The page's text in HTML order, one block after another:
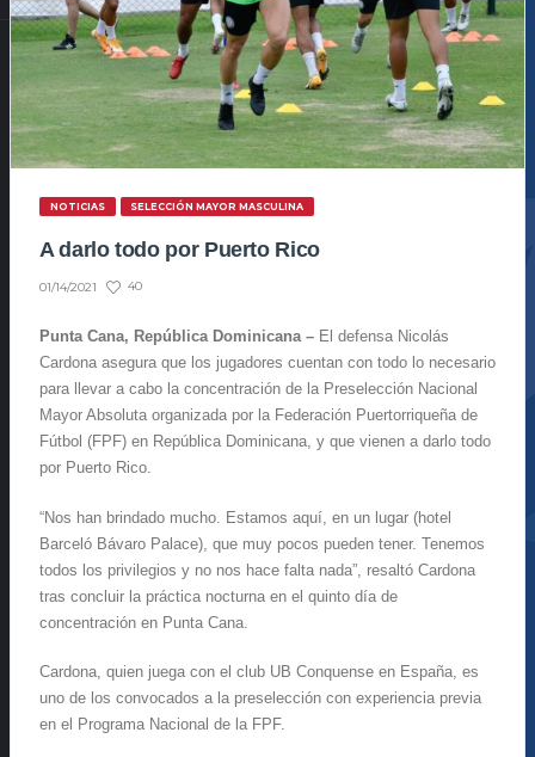
NOTICIAS SELECCIÓN MAYOR MASCULINA
A darlo todo por Puerto Rico
01/14/2021 40
Punta Cana, República Dominicana – El defensa Nicolás
Cardona asegura que los jugadores cuentan con todo lo necesario
para llevar a cabo la concentración de la Preselección Nacional
Mayor Absoluta organizada por la Federación Puertorriqueña de
Fútbol (FPF) en República Dominicana, y que vienen a darlo todo
por Puerto Rico.
“Nos han brindado mucho. Estamos aquí, en un lugar (hotel
Barceló Bávaro Palace), que muy pocos pueden tener. Tenemos
todos los privilegios y no nos hace falta nada”, resaltó Cardona
tras concluir la práctica nocturna en el quinto día de
concentración en Punta Cana.
Cardona, quien juega con el club UB Conquense en España, es
uno de los convocados a la preselección con experiencia previa
en el Programa Nacional de la FPF.